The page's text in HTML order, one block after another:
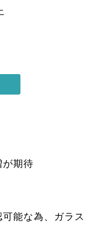
期待
能な為、ガラス